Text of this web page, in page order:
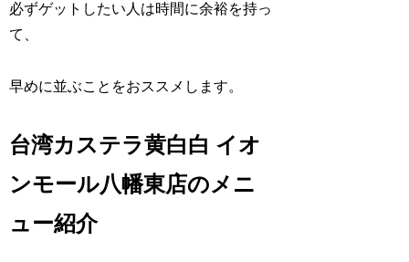
必ずゲットしたい人は時間に余裕を持っ
て、
早めに並ぶことをおススメします。
台湾カステラ黄白白 イオ
ンモール八幡東店のメニ
ュー紹介